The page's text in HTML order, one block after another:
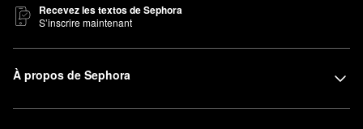
Recevez les textos de Sephora
S’inscrire maintenant
À propos de Sephora